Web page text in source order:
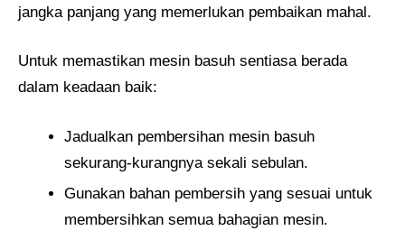
jangka panjang yang memerlukan pembaikan mahal.
Untuk memastikan mesin basuh sentiasa berada
dalam keadaan baik:
Jadualkan pembersihan mesin basuh
sekurang-kurangnya sekali sebulan.
Gunakan bahan pembersih yang sesuai untuk
membersihkan semua bahagian mesin.